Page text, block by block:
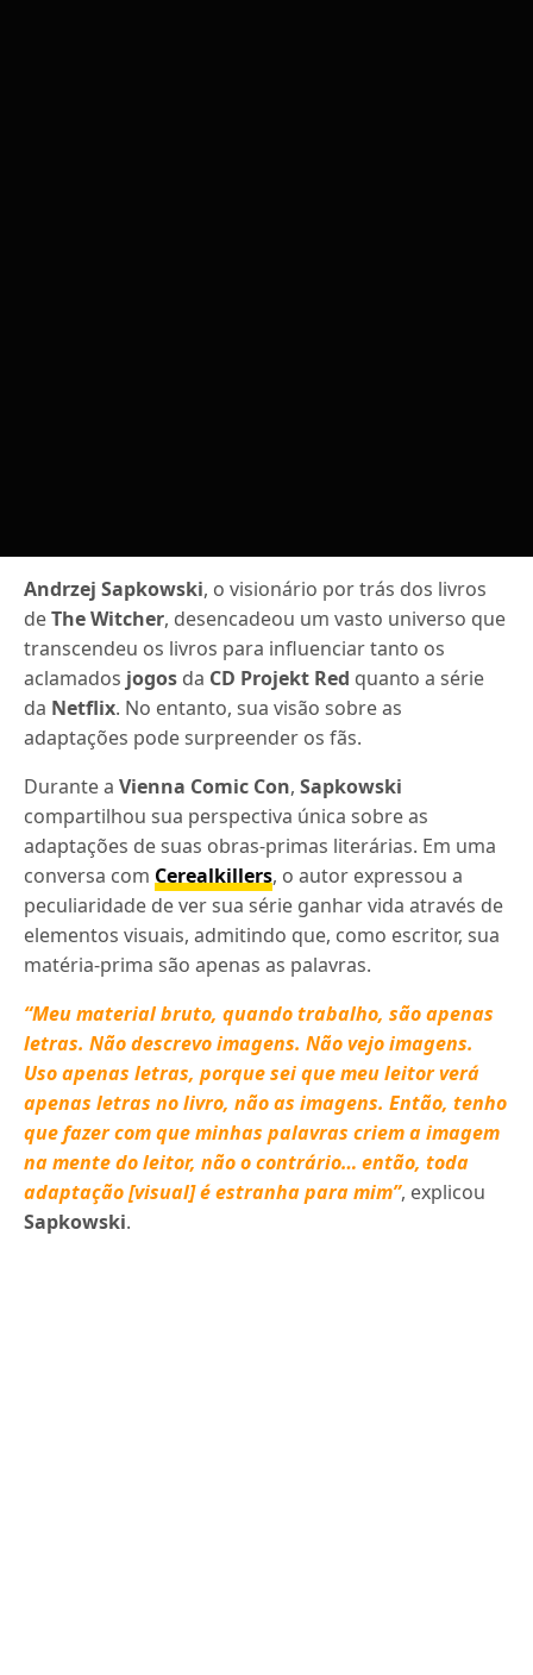
Andrzej Sapkowski, o visionário por trás dos livros
deThe Witcher, desencadeou um vasto universo que
transcendeu os livros para influenciar tanto os
aclamados jogos da CD Projekt Red quanto a série
da Netflix. No entanto, sua visão sobre as
adaptações pode surpreender os fãs.
Durante aVienna Comic Con,Sapkowski
compartilhou sua perspectiva única sobre as
adaptações de suas obras-primas literárias. Em uma
conversa com Cerealkillers, o autor expressou a
peculiaridade de ver sua série ganhar vida através de
elementos visuais, admitindo que, como escritor, sua
matéria-prima são apenas as palavras.
“Meu material bruto, quando trabalho, são apenas
letras. Não descrevo imagens. Não vejo imagens.
Uso apenas letras, porque sei que meu leitor verá
apenas letras no livro, não as imagens. Então, tenho
que fazer com que minhas palavras criem a imagem
na mente do leitor, não o contrário… então, toda
adaptação [visual] é estranha para mim”, explicou
Sapkowski.